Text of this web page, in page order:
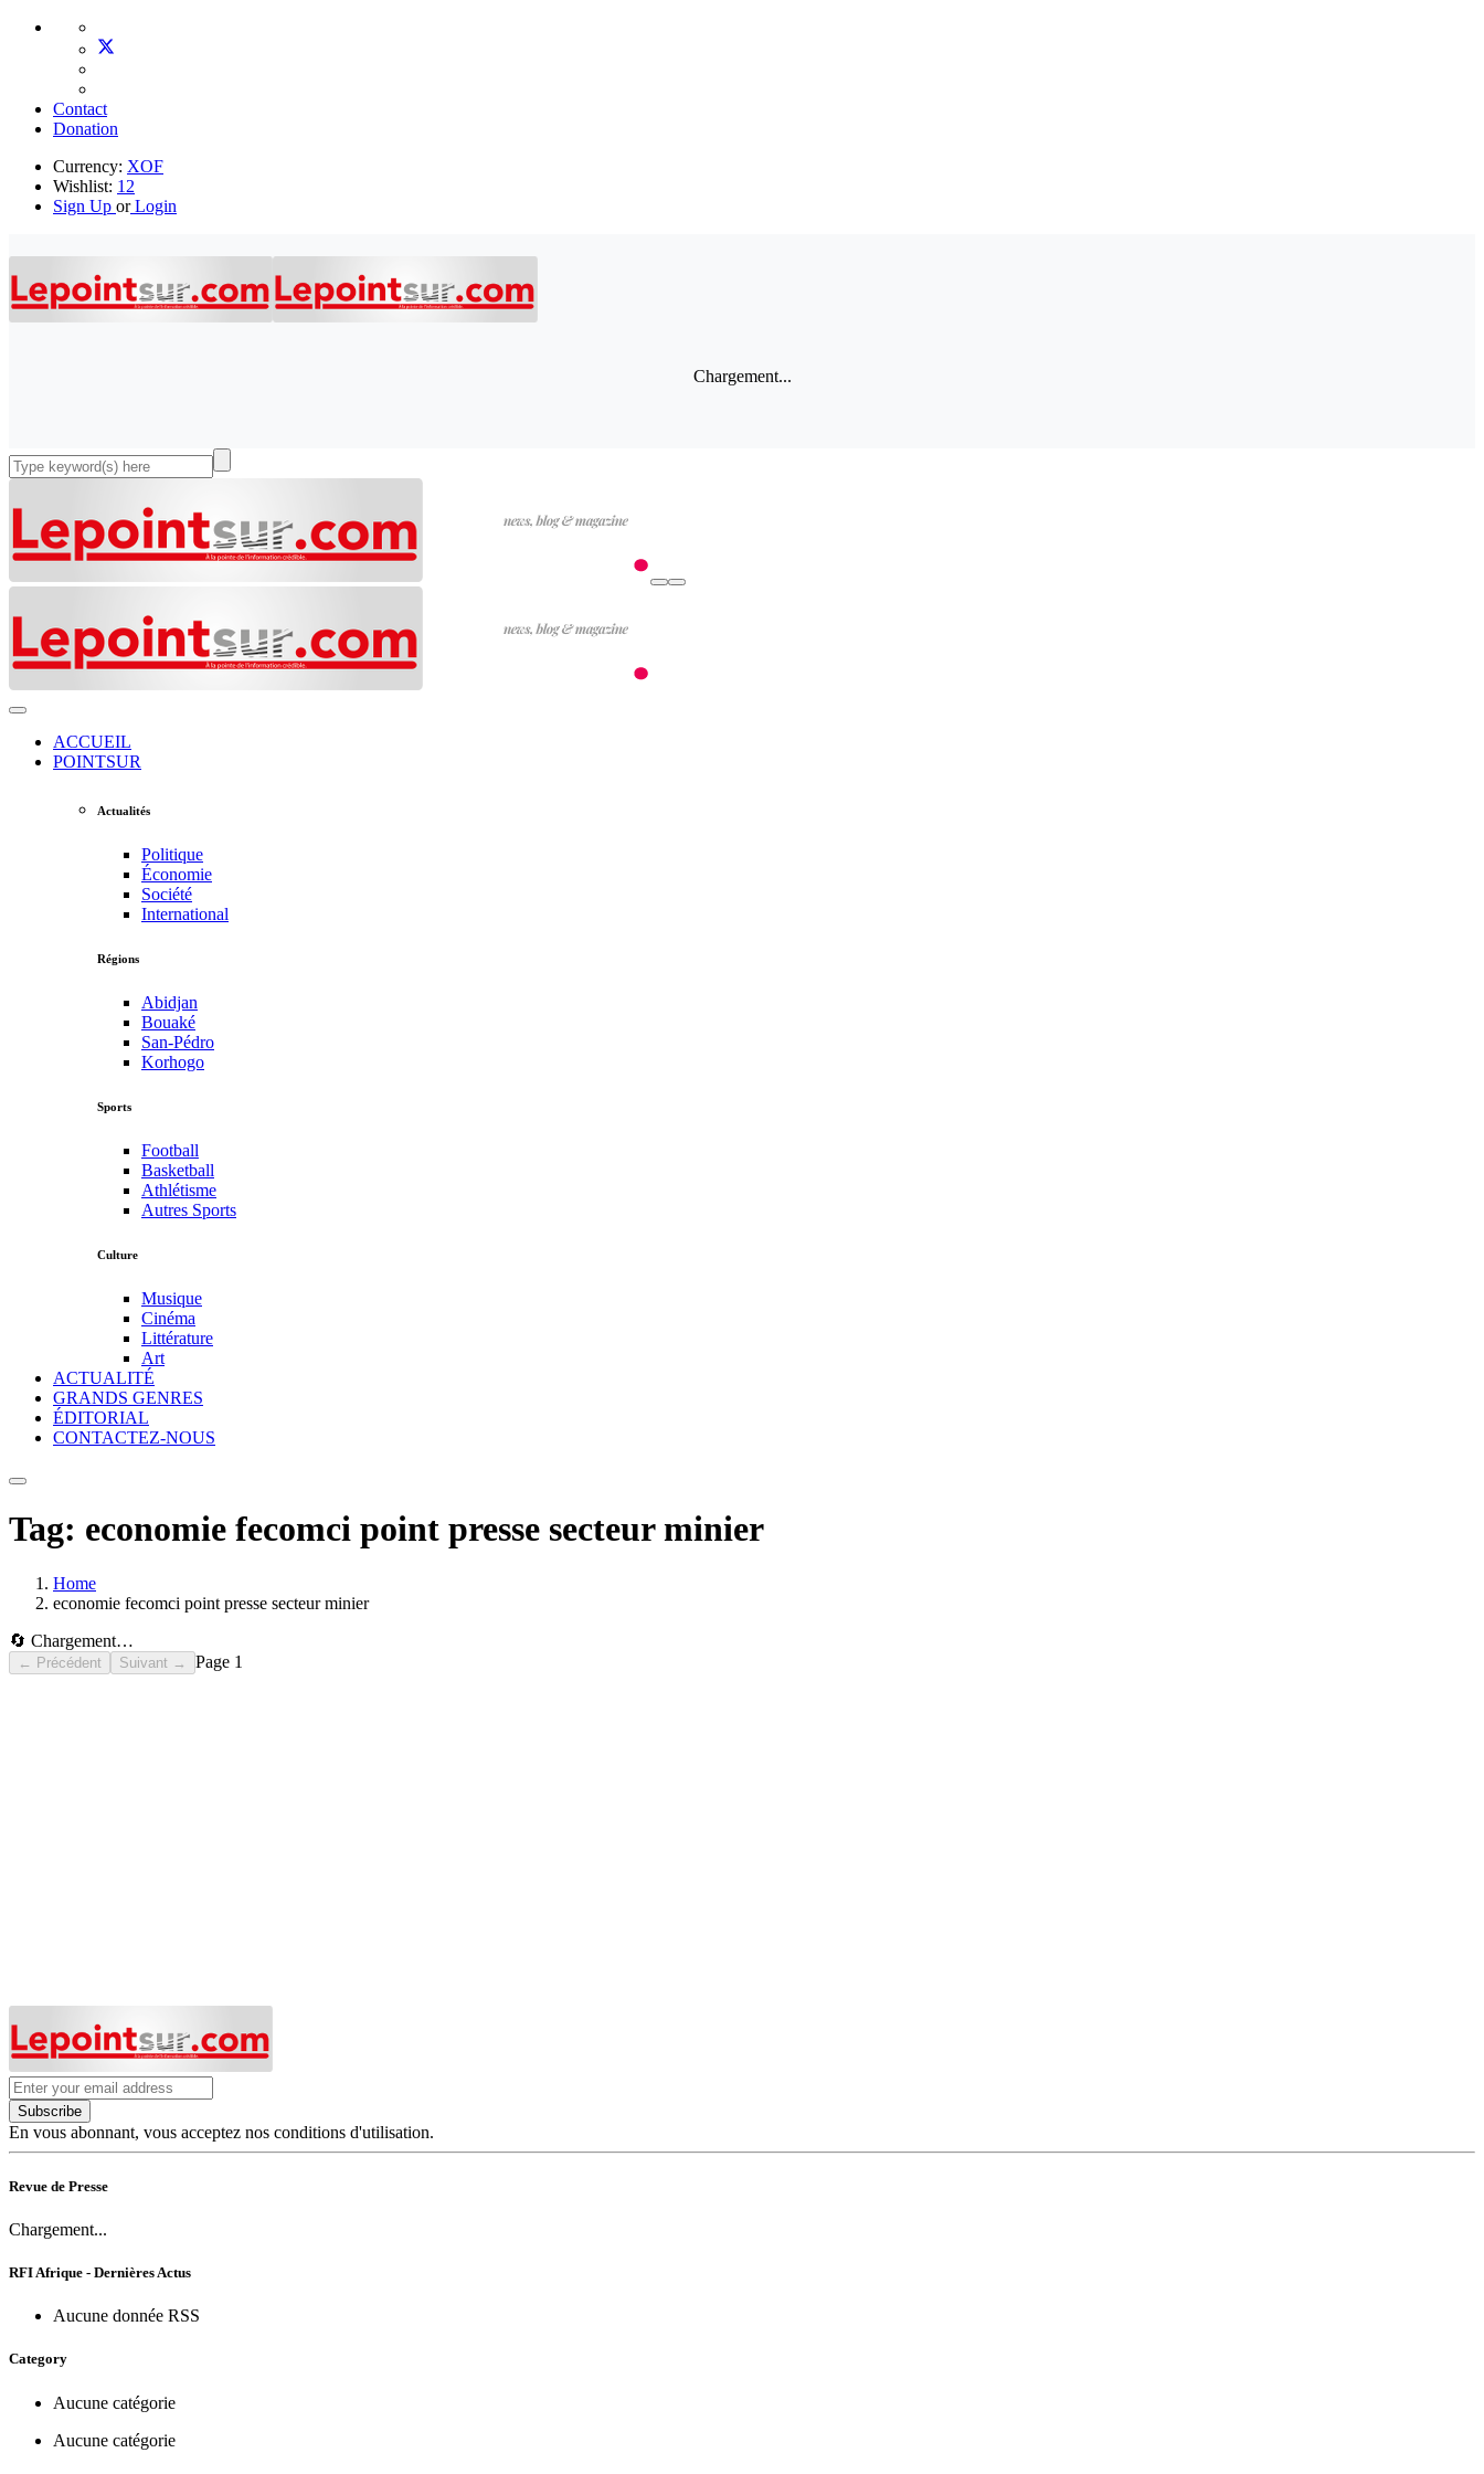
Contact
Donation
Currency: XOF
Wishlist: 12
Sign Up orLogin
Chargement...
ACCUEIL
POINTSUR
Actualités
Politique
Économie
Société
International
Régions
Abidjan
Bouaké
San-Pédro
Korhogo
Sports
Football
Basketball
Athlétisme
Autres Sports
Culture
Musique
Cinéma
Littérature
Art
ACTUALITÉ
GRANDS GENRES
ÉDITORIAL
CONTACTEZ-NOUS
Tag: economie fecomci point presse secteur minier
Home
economie fecomci point presse secteur minier
🔄 Chargement…
← Précédent Suivant → Page 1
Subscribe
En vous abonnant, vous acceptez nos conditions d'utilisation.
Revue de Presse
Chargement...
RFI Afrique - Dernières Actus
Aucune donnée RSS
Category
Aucune catégorie
Aucune catégorie